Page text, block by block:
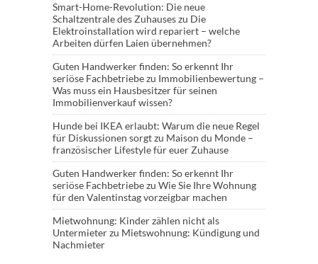
Smart-Home-Revolution: Die neue
Schaltzentrale des Zuhauseszu Die
Elektroinstallation wird repariert – welche
Arbeiten dürfen Laien übernehmen?
Guten Handwerker finden: So erkennt Ihr
seriöse Fachbetriebezu Immobilienbewertung –
Was muss ein Hausbesitzer für seinen
Immobilienverkauf wissen?
Hunde bei IKEA erlaubt: Warum die neue Regel
für Diskussionen sorgtzu Maison du Monde –
französischer Lifestyle für euer Zuhause
Guten Handwerker finden: So erkennt Ihr
seriöse Fachbetriebezu Wie Sie Ihre Wohnung
für den Valentinstag vorzeigbar machen
Mietwohnung: Kinder zählen nicht als
Untermieterzu Mietswohnung: Kündigung und
Nachmieter